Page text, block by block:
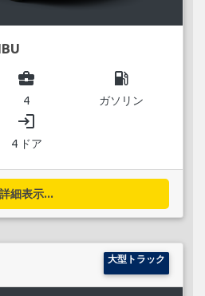
business_center
4
local_gas_station
ガソリン
login
4 ドア
詳細表示...
大型トラック